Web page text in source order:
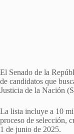
El Senado de la
de candidatos que
Justicia de la Nación
La lista incluye a 10
proceso de selección,
1 de junio de 2025.